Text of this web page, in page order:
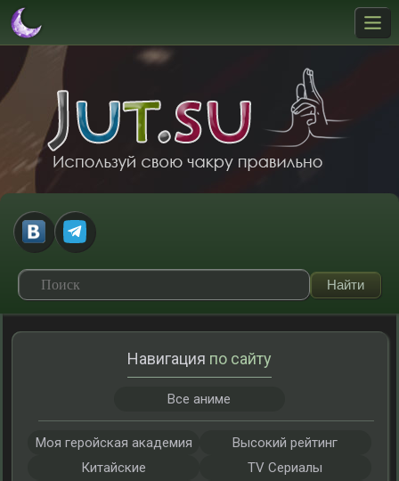
Навигация по сайту
Все аниме
Моя геройская академия
Высокий рейтинг
Китайские
TV Сериалы